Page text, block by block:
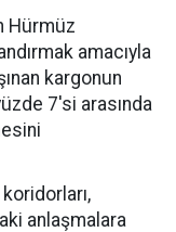
Hürmüz
amacıyla
kargonun
7'si arasında
anlaşmalara